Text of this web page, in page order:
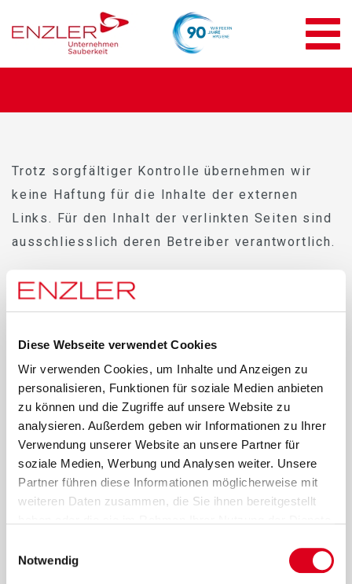
Diese Webseite verwendet Cookies
Wir verwenden Cookies, um Inhalte und Anzeigen zu
personalisieren, Funktionen für soziale Medien anbieten
zu können und die Zugriffe auf unsere Website zu
analysieren. Außerdem geben wir Informationen zu Ihrer
Verwendung unserer Website an unsere Partner für
soziale Medien, Werbung und Analysen weiter. Unsere
Partner führen diese Informationen möglicherweise mit
weiteren Daten zusammen, die Sie ihnen bereitgestellt
Notwendig
Impressum
Trotz sorgfältiger Kontrolle übernehmen wir
keine Haftung für die Inhalte der externen
Links. Für den Inhalt der verlinkten Seiten sind
ausschliesslich deren Betreiber verantwortlich.
Inhaltlich verantwortlich
Enzler Reinigungen AG
Marketing
Förrlibuckstrasse 70
8005 Zürich
Telefon 044 455 55 00
info@enzler.com
www.enzler.com/enzler-reinigungen-ag
Programmierung